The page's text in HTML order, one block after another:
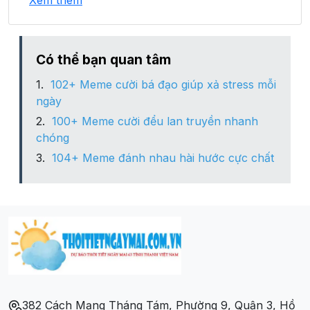
Xã Nậm Chầy
Xã Nậm Mả
Xã Nậm Rạng
Xã Nậm Xây
Có thể bạn quan tâm
102+ Meme cười bá đạo giúp xả stress mỗi
ngày
100+ Meme cười đểu lan truyền nhanh
chóng
104+ Meme đánh nhau hài hước cực chất
382 Cách Mạng Tháng Tám, Phường 9, Quận 3, Hồ